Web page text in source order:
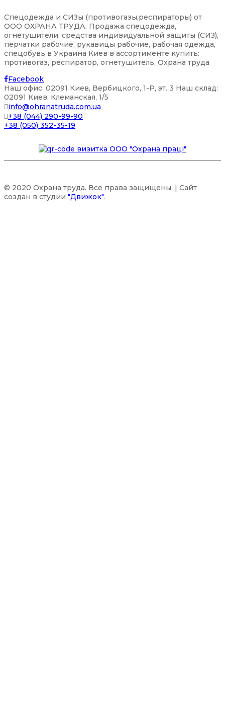
Спецодежда и СИЗы (противогазы,респираторы) от
ООО ОХРАНА ТРУДА. Продажа спецодежда,
огнетушители, средства индивидуальной защиты (СИЗ),
перчатки рабочие, рукавицы рабочие, рабочая одежда,
спецобувь в Украина Киев в ассортименте купить:
противогаз, респиратор, огнетушитель. Охрана труда
Facebook
Наш офис: 02091 Киев, Вербицкого, 1-P, эт. 3 Наш склад:
02091 Киев, Клеманская, 1/5
info@ohranatruda.com.ua
+38 (044) 290-99-90
+38 (050) 352-35-19
© 2020 Охрана труда. Все права защищены. | Сайт
создан в студии "Движок".